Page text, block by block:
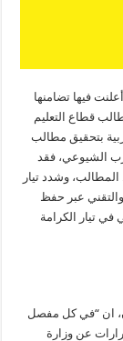
فيها تضامنها
قطاع التعليم
بتحقيق مطالب
الشيوعي، فقد
وشدد تيار
عبر حفظ
في تيار الكرامة
ان “في كل مفصل
عن وزارة